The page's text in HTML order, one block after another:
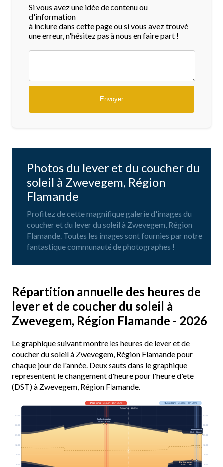
Si vous avez une idée de contenu ou
d'information
à inclure dans cette page ou si vous avez trouvé
une erreur, n'hésitez pas à nous en faire part !
Photos du lever et du coucher du
soleil à Zwevegem, Région
Flamande
Profitez de cette magnifique galerie d'images du
coucher et du lever du soleil à Zwevegem, Région
Flamande. Toutes les images sont fournies par notre
fantastique communauté de photographes !
Répartition annuelle des heures de
lever et de coucher du soleil à
Zwevegem, Région Flamande - 2026
Le graphique suivant montre les heures de lever et de
coucher du soleil à Zwevegem, Région Flamande pour
chaque jour de l'année. Deux sauts dans le graphique
représentent le changement d'heure pour l'heure d'été
(DST) à Zwevegem, Région Flamande.
Midi solaire
03:00 03:00
06:00 06:00
09:00 09:00
12:00 12:00
15:00 15:00
18:00 18:00
Plus long· 21 juin · 16h 35m Plus court· 21 déc. · 8h 00m
Aujourd’hui · 15h 07m
Earliest sunrise
05:30 · 16 juin
Latest sunrise
08:46 · 31 déc.
Earliest sunset
16:43 · 12 déc.